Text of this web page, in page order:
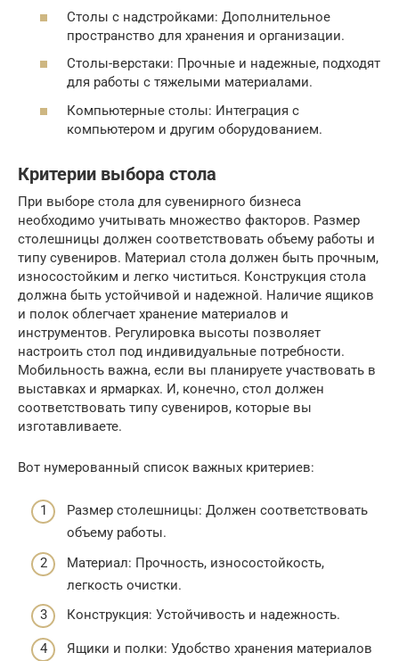
Столы с надстройками: Дополнительное
пространство для хранения и организации.
Столы-верстаки: Прочные и надежные, подходят
для работы с тяжелыми материалами.
Компьютерные столы: Интеграция с
компьютером и другим оборудованием.
Критерии выбора стола
При выборе стола для сувенирного бизнеса
необходимо учитывать множество факторов. Размер
столешницы должен соответствовать объему работы и
типу сувениров. Материал стола должен быть прочным,
износостойким и легко чиститься. Конструкция стола
должна быть устойчивой и надежной. Наличие ящиков
и полок облегчает хранение материалов и
инструментов. Регулировка высоты позволяет
настроить стол под индивидуальные потребности.
Мобильность важна, если вы планируете участвовать в
выставках и ярмарках. И, конечно, стол должен
соответствовать типу сувениров, которые вы
изготавливаете.
Вот нумерованный список важных критериев:
Размер столешницы: Должен соответствовать
объему работы.
Материал: Прочность, износостойкость,
легкость очистки.
Конструкция: Устойчивость и надежность.
Ящики и полки: Удобство хранения материалов